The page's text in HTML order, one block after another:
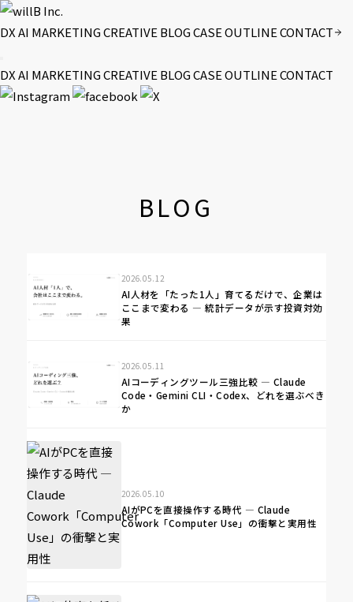
DXAI MARKETINGCREATIVE BLOGCASEOUTLINECONTACT
DXAI MARKETINGCREATIVE BLOGCASEOUTLINECONTACT
BLOG
2026.05.12
AI人材を「たった1人」育てるだけで、企業は
ここまで変わる ― 統計データが示す投資対効
果
2026.05.11
AIコーディングツール三強比較 ― Claude
Code・Gemini CLI・Codex、どれを選ぶべき
か
2026.05.10
AIがPCを直接操作する時代 ― Claude
Cowork「Computer Use」の衝撃と実用性